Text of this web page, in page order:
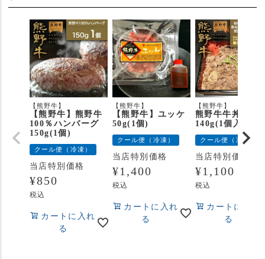
【熊野牛】
【熊野牛】熊野牛
100％ハンバーグ
150g(1個)
クール便（冷凍）
当店特別価格
¥850
税込
カートに入れ
る
【熊野牛】
【熊野牛】ユッケ
50g(1個)
クール便（冷凍）
当店特別価格
¥1,400
税込
カートに入れ
る
【熊野牛】
熊野牛牛丼の具
140g(1個入り)
クール便（冷凍）
当店特別価格
¥1,100
税込
カートに入れ
る